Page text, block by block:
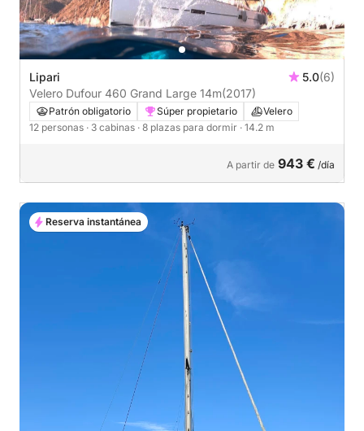
Lipari 5.0(6)
Velero Dufour 460 Grand Large 14m(2017)
Patrón obligatorio Súper propietario
Velero
12 personas · 3 cabinas · 8 plazas para dormir · 14.2 m
A partir de 943 € /día
Reserva instantánea